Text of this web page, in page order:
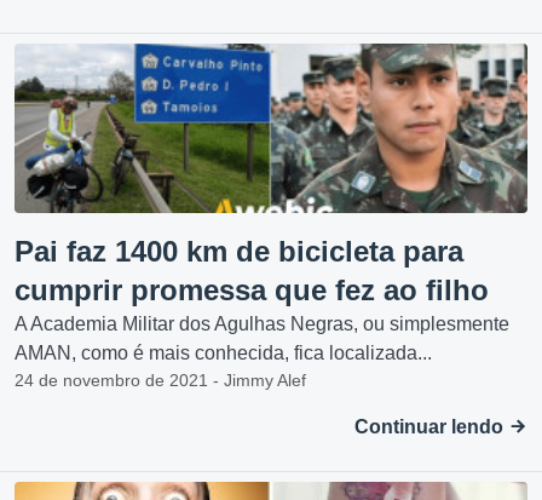
Pai faz 1400 km de bicicleta para
cumprir promessa que fez ao filho
A Academia Militar dos Agulhas Negras, ou simplesmente
AMAN, como é mais conhecida, fica localizada...
24 de novembro de 2021 - Jimmy Alef
Continuar lendo